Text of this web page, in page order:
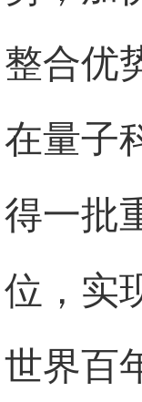
整合优
在量子
得一批
位，实
世界百